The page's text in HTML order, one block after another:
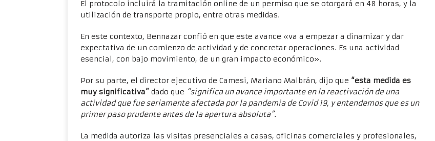
El protocolo incluirá la tramitación online de un permiso que se otorgará en 48 horas, y la
utilización de transporte propio, entre otras medidas.
En este contexto, Bennazar confió en que este avance «va a empezar a dinamizar y dar
expectativa de un comienzo de actividad y de concretar operaciones. Es una actividad
esencial, con bajo movimiento, de un gran impacto económico».
Por su parte, el director ejecutivo de Camesi, Mariano Malbrán, dijo que “esta medida es
muy significativa” dado que “significa un avance importante en la reactivación de una
actividad que fue seriamente afectada por la pandemia de Covid 19, y entendemos que es un
primer paso prudente antes de la apertura absoluta”.
La medida autoriza las visitas presenciales a casas, oficinas comerciales y profesionales,